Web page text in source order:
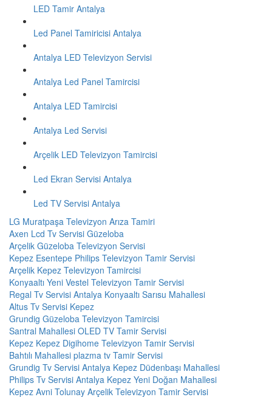
LED Tamir Antalya
Led Panel Tamiricisi Antalya
Antalya LED Televizyon Servisi
Antalya Led Panel Tamircisi
Antalya LED Tamircisi
Antalya Led Servisi
Arçelik LED Televizyon Tamircisi
Led Ekran Servisi Antalya
Led TV Servisi Antalya
LG Muratpaşa Televizyon Arıza Tamiri
Axen Lcd Tv Servisi Güzeloba
Arçelik Güzeloba Televizyon Servisi
Kepez Esentepe Philips Televizyon Tamir Servisi
Arçelik Kepez Televizyon Tamircisi
Konyaaltı Yeni Vestel Televizyon Tamir Servisi
Regal Tv Servisi Antalya Konyaaltı Sarısu Mahallesi
Altus Tv Servisi Kepez
Grundig Güzeloba Televizyon Tamircisi
Santral Mahallesi OLED TV Tamir Servisi
Kepez Kepez Digihome Televizyon Tamir Servisi
Bahtılı Mahallesi plazma tv Tamir Servisi
Grundig Tv Servisi Antalya Kepez Düdenbaşı Mahallesi
Philips Tv Servisi Antalya Kepez Yeni Doğan Mahallesi
Kepez Avni Tolunay Arçelik Televizyon Tamir Servisi